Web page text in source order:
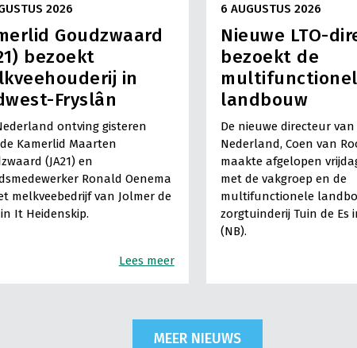
2026
Goudzwaard
bezoekt
in
Fryslân
ontving gisteren
Kamerlid Maarten
(JA21) en
Ronald Oenema
melkveebedrijf van Jolmer de
in It Heidenskip.
Lees meer
6 AUGUSTUS 2026
Nieuwe LTO-
bezoekt de
landbouw
De nieuwe directeur van
Nederland, Coen van
maakte afgelopen
met de vakgroep en de
multifunctionele
zorgtuinderij Tuin de Es
(NB).
MEER NIEUWS